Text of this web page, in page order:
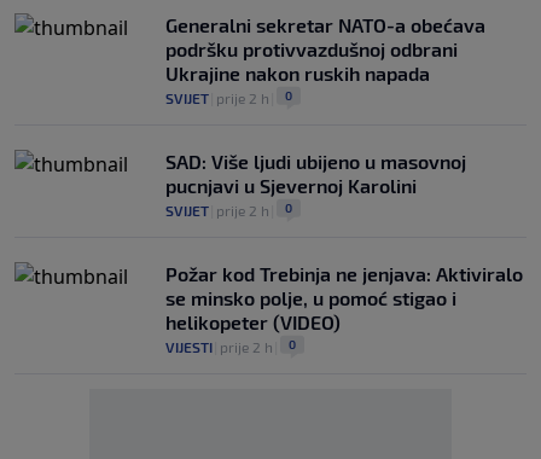
Generalni sekretar NATO-a obećava
podršku protivvazdušnoj odbrani
Ukrajine nakon ruskih napada
SVIJET prije 2 h 0
SAD: Više ljudi ubijeno u masovnoj
pucnjavi u Sjevernoj Karolini
SVIJET prije 2 h 0
Požar kod Trebinja ne jenjava: Aktiviralo
se minsko polje, u pomoć stigao i
helikopeter (VIDEO)
VIJESTI prije 2 h 0